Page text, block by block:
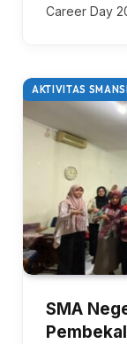
Career Day
AKTIVITAS
SMA